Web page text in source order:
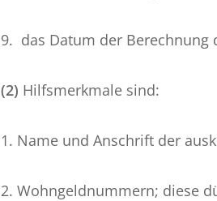
9. das Datum der Berechnung
(2) Hilfsmerkmale sind:
1. Name und Anschrift der
2. Wohngeldnummern; diese